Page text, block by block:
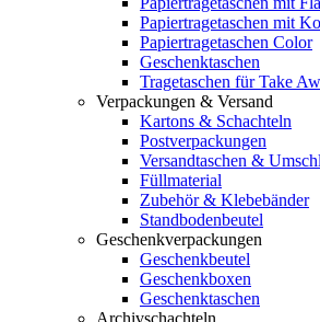
Papiertragetaschen mit
Papiertragetaschen Color
Geschenktaschen
Tragetaschen für Take
Verpackungen & Versand
Kartons & Schachteln
Postverpackungen
Versandtaschen &
Füllmaterial
Zubehör & Klebebänder
Standbodenbeutel
Geschenkverpackungen
Geschenkbeutel
Geschenkboxen
Geschenktaschen